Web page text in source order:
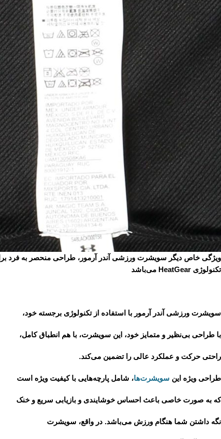
ویژگی خاص دیگر سویشرت ورزشی آندر آرمور، طراحی منحصر به فرد
تکنولوژی HeatGear می‌باشد
سویشرت ورزشی آندر آرمور با استفاده از تکنولوژی برجسته خود،
با طراحی بی‌نظیر و متمایز خود، این سویشرت، با هم انطباق کامل،
راحتی حرکت و عملکرد عالی را تضمین می‌کند.
طراحی ویژه این سویشرت‌ها، شامل پارچه‌هایی با کیفیت ویژه است
که به صورت خاصی باعث احساس خوشایندی و بازیابی سریع و خنک
نگه داشتن شما هنگام ورزش می‌باشد. در واقع، سویشرت